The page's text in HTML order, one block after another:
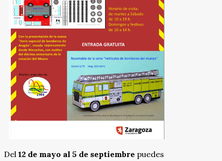
Del 12 de mayo al 5 de septiembre puedes